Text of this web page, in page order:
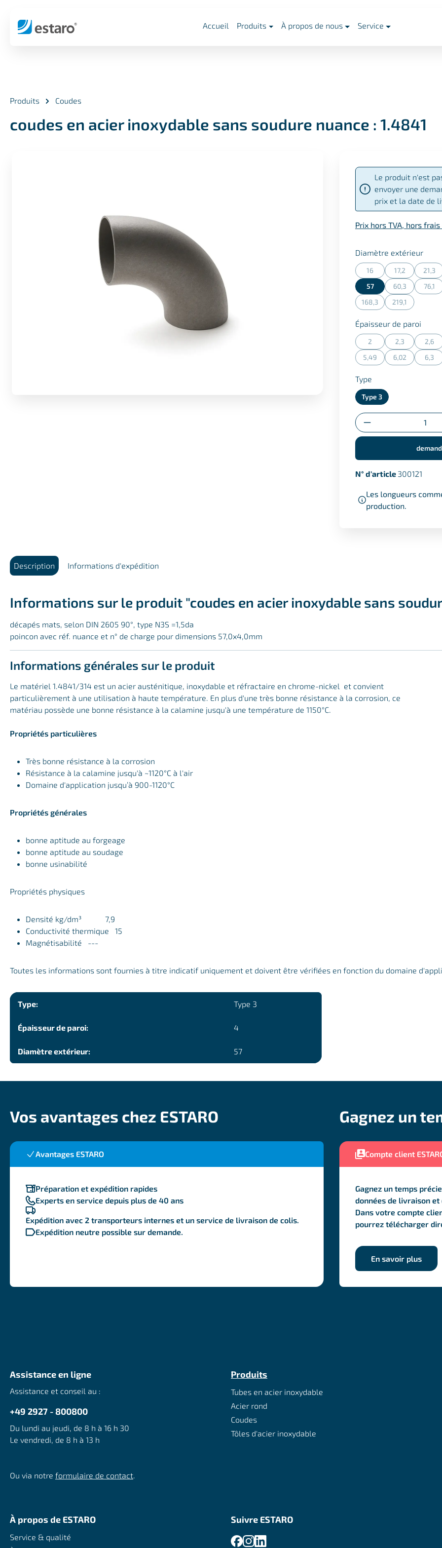
Accueil
Produits À propos de nous Service
Produits Coudes
coudes en acier inoxydable sans soudure nuance : 1.4841
Le produit n'est
envoyer une
prix et la date de
Prix hors TVA, hors
Diamètre extérieur
16
(Cette action n'est
17,2
(Cette action
21,3
57
60,3
(Cette action
76,1
168,3
(Cette action n'est
219,1
(Cette action
Épaisseur de paroi
2
(Cette action n'est
2,3
(Cette action
2,6
5,49
(Cette action n'est
6,02
(Cette action
6,3
Type
Type 3
Quantité
N° d'article 300121
Les longueurs
production.
Description Informations d'expédition
Informations sur le produit "coudes en acier inoxydable sans
décapés mats, selon DIN 2605 90°, type N3S =1,5da
poincon avec réf. nuance et n° de charge pour dimensions 57,0x4,0mm
Informations générales sur le produit
Le matériel 1.4841/314 est un acier austénitique, inoxydable et réfractaire en chrome-nickel et convient
particulièrement à une utilisation à haute température. En plus d'une très bonne résistance à la corrosion, ce
matériau possède une bonne résistance à la calamine jusqu'à une température de 1150°C.
Propriétés particulières
Très bonne résistance à la corrosion
Résistance à la calamine jusqu'à ~1120°C à l'air
Domaine d'application jusqu’à 900-1120°C
Propriétés générales
bonne aptitude au forgeage
bonne aptitude au soudage
bonne usinabilité
Propriétés physiques
Densité kg/dm³ 7,9
Conductivité thermique 15
Magnétisabilité ---
Toutes les informations sont fournies à titre indicatif uniquement et doivent être vérifiées en fonction du domaine
Type: Type 3
Épaisseur de paroi: 4
Diamètre extérieur: 57
Vos avantages chez ESTARO
Avantages ESTARO
Préparation et expédition rapides
Experts en service depuis plus de 40 ans
Expédition avec 2 transporteurs internes et un service de livraison de colis.
Expédition neutre possible sur demande.
Gagnez un
Compte client
Gagnez un temps
données de livraison
Dans votre compte
pourrez télécharger
En savoir plus
Assistance en ligne
Assistance et conseil au :
+49 2927 - 800800
Du lundi au jeudi, de 8 h à 16 h 30
Le vendredi, de 8 h à 13 h
Ou via notre formulaire de contact.
Produits
Tubes en acier inoxydable
Acier rond
Coudes
Tôles d'acier inoxydable
À propos de ESTARO
Service & qualité
Suivre ESTARO